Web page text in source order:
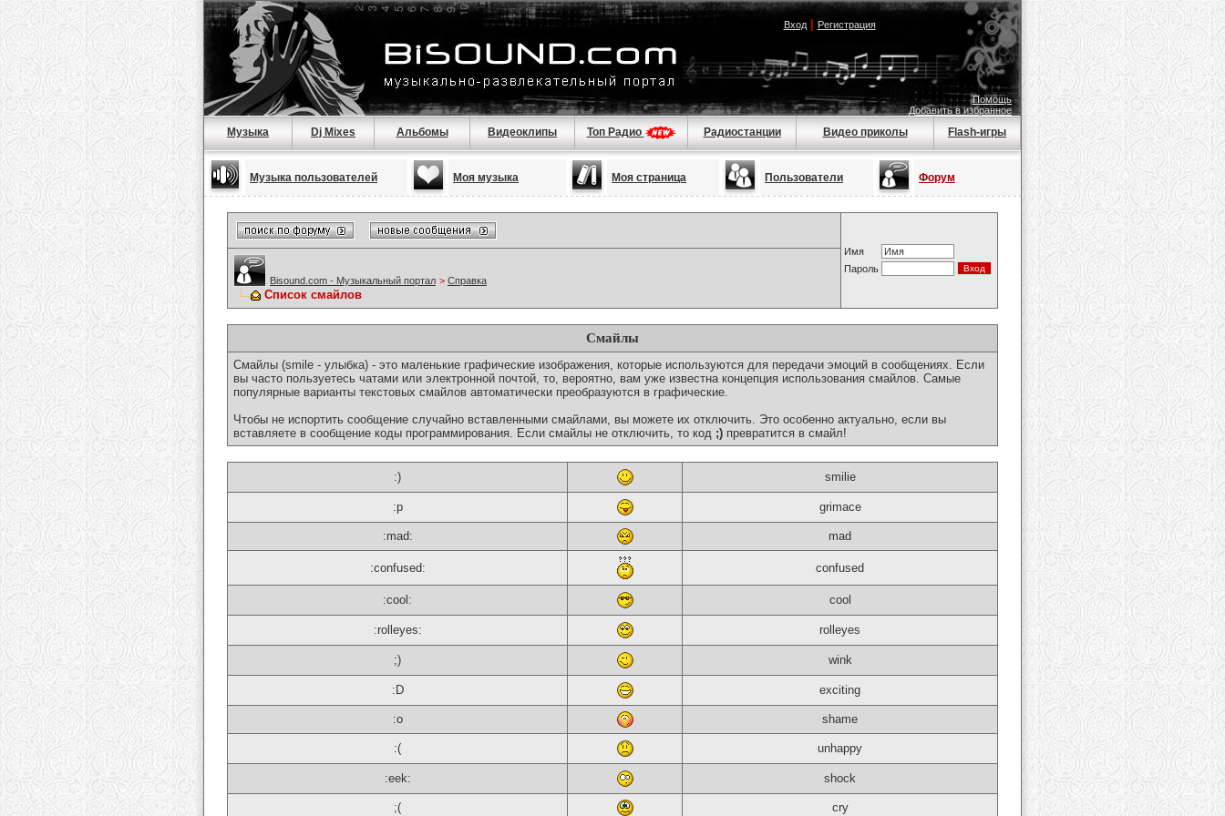
Вход| Регистрация
Помощь
Добавить в избранное
Музыка Dj Mixes Альбомы Видеоклипы Топ Радио Радиостанции Видео приколы Flash-игры
Музыка пользователей Моя музыка Моя страница Пользователи Форум
Имя
Пароль
Bisound.com - Музыкальный портал > Справка
Список смайлов
Смайлы
Смайлы (smile - улыбка) - это маленькие графические изображения, которые используются для передачи эмоций в сообщениях. Если
вы часто пользуетесь чатами или электронной почтой, то, вероятно, вам уже известна концепция использования смайлов. Самые
популярные варианты текстовых смайлов автоматически преобразуются в графические.
Чтобы не испортить сообщение случайно вставленными смайлами, вы можете их отключить. Это особенно актуально, если вы
вставляете в сообщение коды программирования. Если смайлы не отключить, то код ;) превратится в смайл!
:) smilie
:p grimace
:mad: mad
:confused: confused
:cool: cool
:rolleyes: rolleyes
;) wink
:D exciting
:o shame
:( unhappy
:eek: shock
;( cry